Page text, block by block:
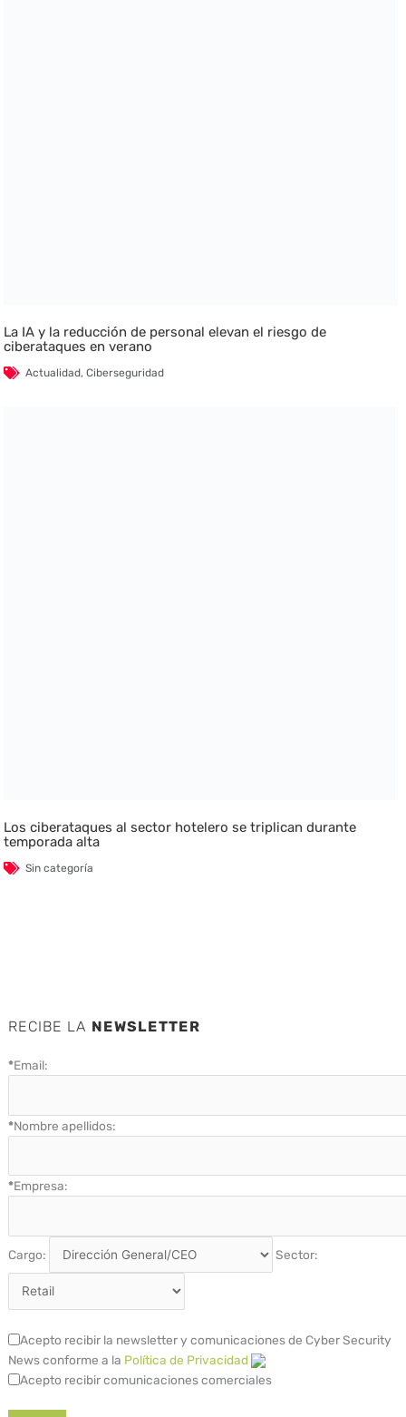
La IA y la reducción de personal elevan el riesgo de
ciberataques en verano
Actualidad,Ciberseguridad
Los ciberataques al sector hotelero se triplican durante
temporada alta
Sin categoría
RECIBE LA NEWSLETTER
*Email:
*Nombre apellidos:
*Empresa:
Cargo: Sector:
Acepto recibir la newsletter y comunicaciones de Cyber Security
News conforme a la Política de Privacidad
Acepto recibir comunicaciones comerciales